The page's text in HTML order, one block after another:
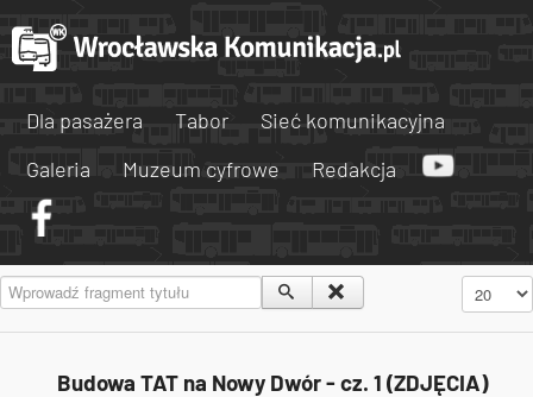
Dla pasażera Tabor
Sieć komunikacyjna
Galeria
Muzeum cyfrowe Redakcja
Wprowadź fragment tytułu Pokaż #
Budowa TAT na Nowy Dwór - cz. 1 (ZDJĘCIA)